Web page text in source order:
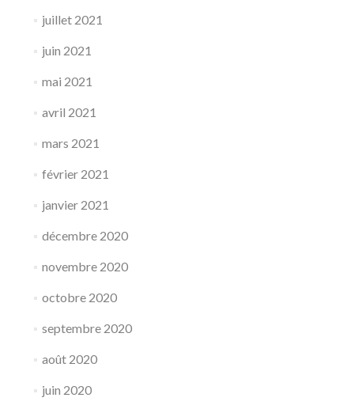
juillet 2021
juin 2021
mai 2021
avril 2021
mars 2021
février 2021
janvier 2021
décembre 2020
novembre 2020
octobre 2020
septembre 2020
août 2020
juin 2020